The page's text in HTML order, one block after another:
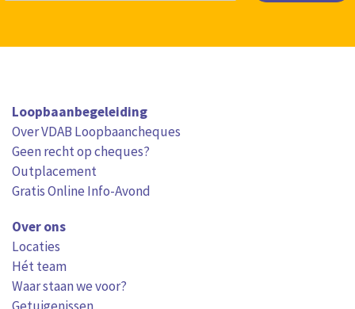
Loopbaanbegeleiding
Over VDAB Loopbaancheques
Geen recht op cheques?
Outplacement
Gratis Online Info-Avond
Over ons
Locaties
Hét team
Waar staan we voor?